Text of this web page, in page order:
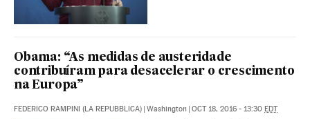
Obama: “As medidas de austeridade
contribuíram para desacelerar o crescimento
na Europa”
FEDERICO RAMPINI (LA REPUBBLICA) | Washington | OCT 18, 2016 - 13:30 EDT